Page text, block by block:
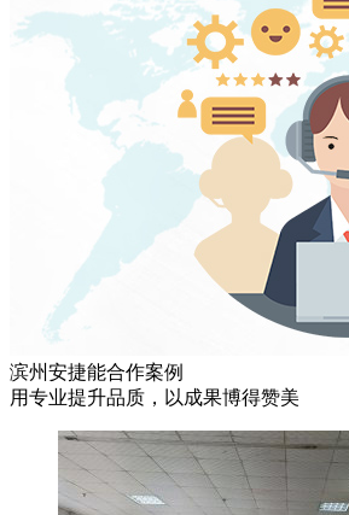
滨州安捷能合作案例
用专业提升品质，以成果博得赞美